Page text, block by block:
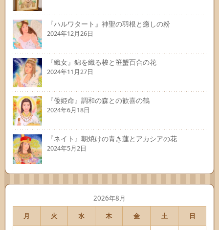
『ハルワタート』神聖の羽根と癒しの粉
2024年12月26日
『織女』錦を織る梭と笹蟹百合の花
2024年11月27日
『倭姫命』調和の森との歓喜の鶴
2024年6月18日
『ネイト』朝焼けの青き蓮とアカシアの花
2024年5月2日
2026年8月
月
火 水 木 金 土 日